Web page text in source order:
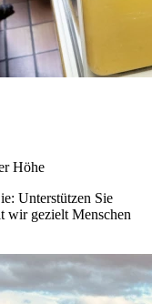
Höhe
Unterstützen Sie
wir gezielt Menschen